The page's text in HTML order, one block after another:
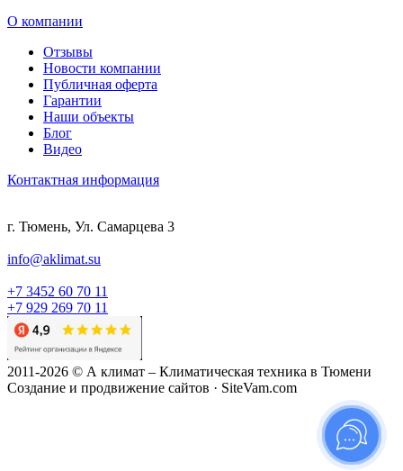
О компании
Отзывы
Новости компании
Публичная оферта
Гарантии
Наши объекты
Блог
Видео
Контактная информация
г. Тюмень, Ул. Самарцева 3
info@aklimat.su
+7 3452 60 70 11
+7 929 269 70 11
2011-2026 © А климат – Климатическая техника в Тюмени
Создание и продвижение сайтов · SiteVam.com